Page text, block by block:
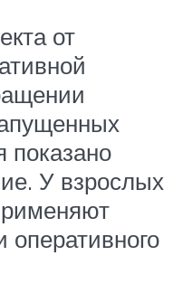
от
показано
У взрослых